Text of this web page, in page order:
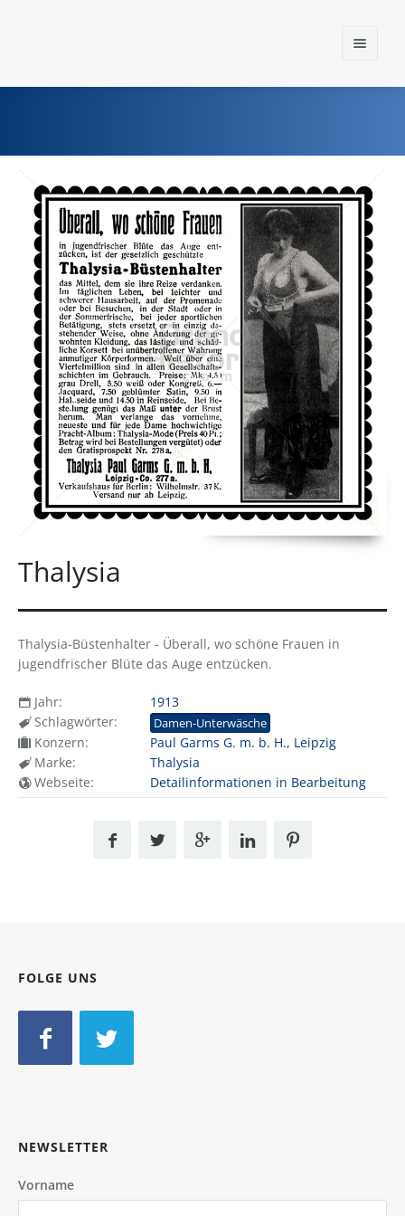
Home
Einst und Heute
Marken
Konzerne
Epoche
Thalysia
Thalysia-Büstenhalter - Überall, wo schöne Frauen in
jugendfrischer Blüte das Auge entzücken.
Jahr:
1913
Schlagwörter:
Damen-Unterwäsche
Konzern:
Paul Garms G. m. b. H., Leipzig
Marke:
Thalysia
Webseite:
Detailinformationen in Bearbeitung
FOLGE UNS
NEWSLETTER
Vorname